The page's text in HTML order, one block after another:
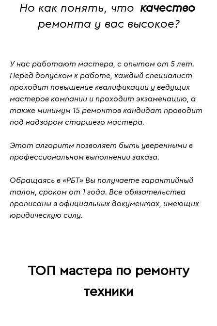
Но как понять, что качество
ремонта у вас высокое?
У нас работают мастера, с опытом от 5 лет.
Перед допуском к работе, каждый специалист
проходит повышение квалификации у ведущих
мастеров компании и проходит экзаменацию, а
также минимум 15 ремонтов кандидат проводит
под надзором старшего мастера.
Этот алгоритм позволяет быть уверенными в
профессиональном выполнении заказа.
Обращаясь в «РБТ» Вы получаете гарантийный
талон, сроком от 1 года. Все обязательства
прописаны в официальных документах, имеющих
юридическую силу.
ТОП мастера по ремонту
техники